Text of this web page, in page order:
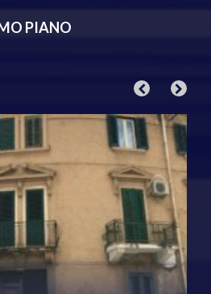
PIANO